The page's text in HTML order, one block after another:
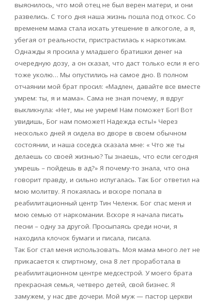
выяснилось, что мой отец не был верен матери, и они
развелись. С того дня наша жизнь пошла под откос. Со
временем мама стала искать утешение в алкоголе, а я,
убегая от реальности, пристрастилась к наркотикам.
Однажды я просила у младшего братишки денег на
очередную дозу, а он сказал, что даст только если я его
тоже уколю… Мы опустились на самое дно. В полном
отчаянии мой брат просил: «Мадлен, давайте все вместе
умрем: ты, я и мама». Сама не зная почему, я вдруг
выкликнула: «Нет, мы не умрем! Нам поможет Бог! Вот
увидишь, Бог нам поможет! Надежда есть!» Через
несколько дней я сидела во дворе в своем обычном
состоянии, и наша соседка сказала мне: « Что же ты
делаешь со своей жизнью? Ты знаешь, что если сегодня
умрешь – пойдешь в ад?» Я почему-то знала, что она
говорит правду, и сильно испугалась. Так Бог ответил на
мою молитву. Я покаялась и вскоре попала в
реабилитационный центр Тин Челенж. Бог спас меня и
мою семью от наркомании. Вскоре я начала писать
песни – одну за другой. Просыпаясь среди ночи, я
находила клочок бумаги и писала, писала.
Так Бог стал меня использовать. Моя мама много лет не
прикасается к спиртному, она 8 лет проработала в
реабилитационном центре медсестрой. У моего брата
прекрасная семья, четверо детей, свой бизнес. Я
замужем, у нас две дочери. Мой муж — пастор церкви